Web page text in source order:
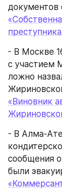
документов
- В Москве
с участием
ложно
«Виновник
- В Алма-
сообщения
были